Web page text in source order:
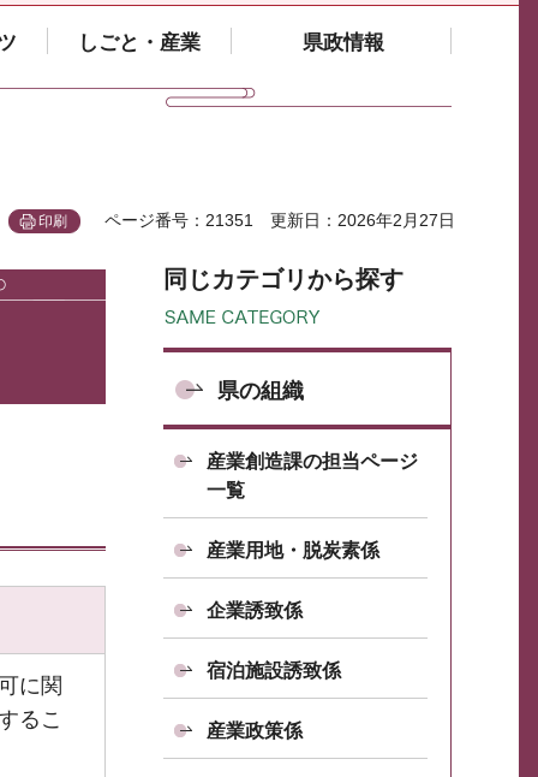
しごと・産業 県政情報
印刷 ページ番号：21351 更新日：2026年2月27日
に関
るこ
同じカテゴリから探す
県の組織
産業創造課の担当ページ
一覧
産業用地・脱炭素係
企業誘致係
宿泊施設誘致係
産業政策係